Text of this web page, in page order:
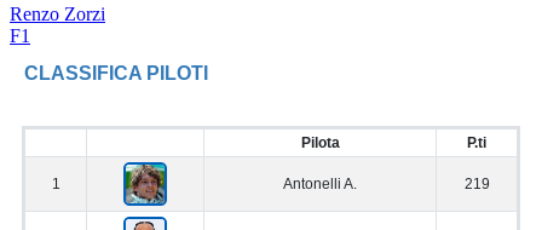
Renzo Zorzi
F1